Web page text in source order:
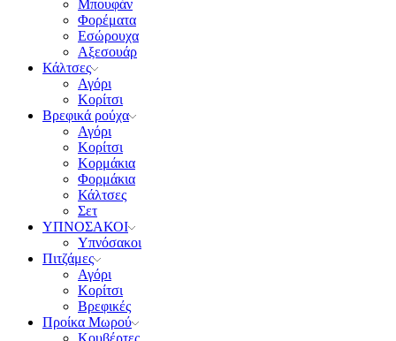
Μπουφάν
Φορέματα
Εσώρουχα
Αξεσουάρ
Κάλτσες
Αγόρι
Κορίτσι
Βρεφικά ρούχα
Αγόρι
Κορίτσι
Κορμάκια
Φορμάκια
Κάλτσες
Σετ
ΥΠΝΟΣΑΚΟΙ
Υπνόσακοι
Πιτζάμες
Αγόρι
Κορίτσι
Βρεφικές
Προίκα Μωρού
Κουβέρτες